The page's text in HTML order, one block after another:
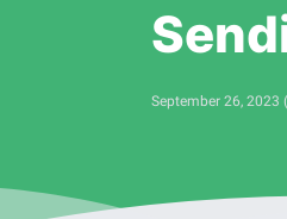
September 26, 2023